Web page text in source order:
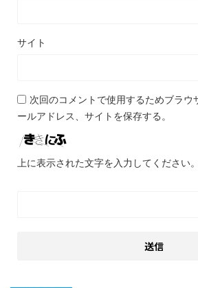
サイト
次回のコメントで使用するためブラウ
ールアドレス、サイトを保存する。
上に表示された文字を入力してください。